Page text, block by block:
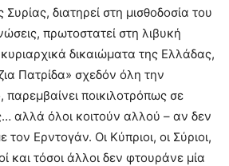
διατηρεί στη μισθοδοσία του
πρωτοστατεί στη λιβυκή
δικαιώματα της Ελλάδας,
Πατρίδα» σχεδόν όλη την
παρεμβαίνει ποικιλοτρόπως σε
αλλά όλοι κοιτούν αλλού – αν δεν
Ερντογάν. Οι Κύπριοι, οι Σύριοι,
και τόσοι άλλοι δεν φτουράνε μία